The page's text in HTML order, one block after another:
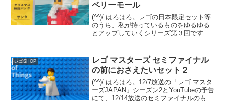
ベリーモール
(^^)/ はろはろ。レゴの日本限定セット等
のうち、私が持っているものをゆるゆる
とアップしていくシリーズ第３回です。
うシリーズの３セットを順にご紹介。ク
リスマス特別パッ...
レゴSHOP
レゴ マスターズ セミファイナル
の前におさえたいセット２
(^^)/ はろはろ。12/7放送の「レゴ マスタ
ーズJAPAN」シーズン2とYouTubeの予告
にて、12/14放送のセミファイナルのもう